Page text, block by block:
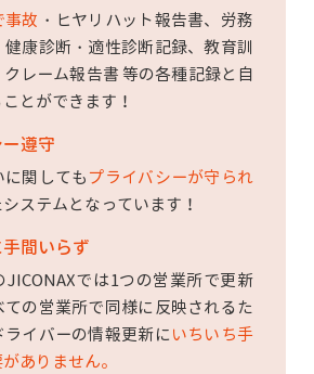
事故 ・ヒヤリハット報告書、労務
康診断・適性診断記録、教育訓
レーム報告書 等の各種記録と自
とができます！
遵守
関してもプライバシーが守られ
ステムとなっています！
間いらず
JICONAXでは1つの営業所で更新
ての営業所で同様に反映されるた
イバーの情報更新にいちいち手
ありません。